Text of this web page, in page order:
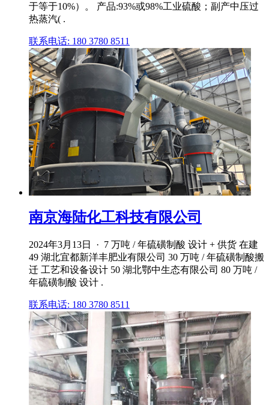
于等于10%）。 产品:93%或98%工业硫酸；副产中压过
热蒸汽( .
联系电话: 180 3780 8511
南京海陆化工科技有限公司
2024年3月13日 · 7 万吨 / 年硫磺制酸 设计 + 供货 在建
49 湖北宜都新洋丰肥业有限公司 30 万吨 / 年硫磺制酸搬
迁 工艺和设备设计 50 湖北鄂中生态有限公司 80 万吨 /
年硫磺制酸 设计 .
联系电话: 180 3780 8511